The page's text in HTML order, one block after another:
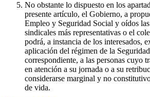
No obstante lo dispuesto en los
presente artículo, el Gobierno, a
Empleo y Seguridad Social y oídos
sindicales más representativas o el
podrá, a instancia de los interesados,
aplicación del régimen de la
correspondiente, a las personas cuyo
en atención a su jornada o a su
considerarse marginal y no
de vida.